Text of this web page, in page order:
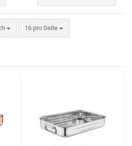
16 pro Seite
pro Seite